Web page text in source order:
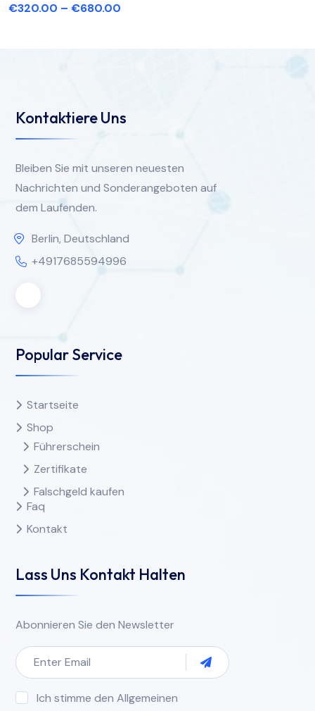
€320.00 – €680.00
Kontaktiere Uns
Bleiben Sie mit unseren neuesten
Nachrichten und Sonderangeboten auf
dem Laufenden.
Berlin, Deutschland
+4917685594996
Popular Service
Startseite
Shop
Führerschein
Zertifikate
Falschgeld kaufen
Faq
Kontakt
Lass Uns Kontakt Halten
Abonnieren Sie den Newsletter
Ich stimme den Allgemeinen